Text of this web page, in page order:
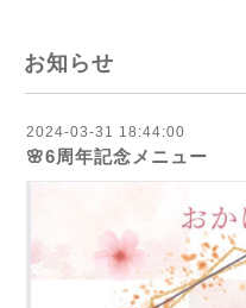
お知らせ
2024-03-31 18:44:00
🌸6周年記念メニュー